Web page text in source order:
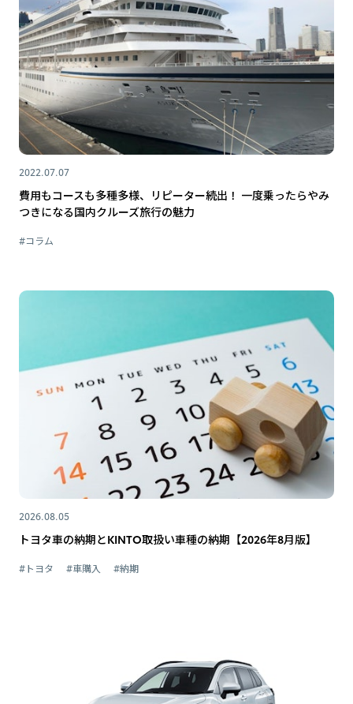
2022.07.07
費用もコースも多種多様、リピーター続出！ 一度乗ったらやみ
つきになる国内クルーズ旅行の魅力
#コラム
2026.08.05
トヨタ車の納期とKINTO取扱い車種の納期【2026年8月版】
#トヨタ #車購入 #納期